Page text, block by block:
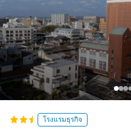
โรงแรมธุรกิจ